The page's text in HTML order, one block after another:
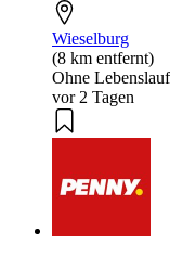
Wieselburg
(8 km entfernt)
Ohne
vor 2 Tagen